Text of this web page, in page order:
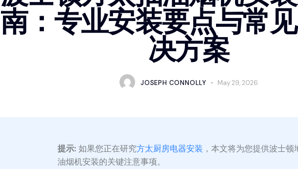
南：专业安装要点与常
决方案
JOSEPH CONNOLLY May 29, 2026
提示: 如果您正在研究方太厨房电器安装 ，本文将为您提供波士顿
油烟机安装的关键注意事项。